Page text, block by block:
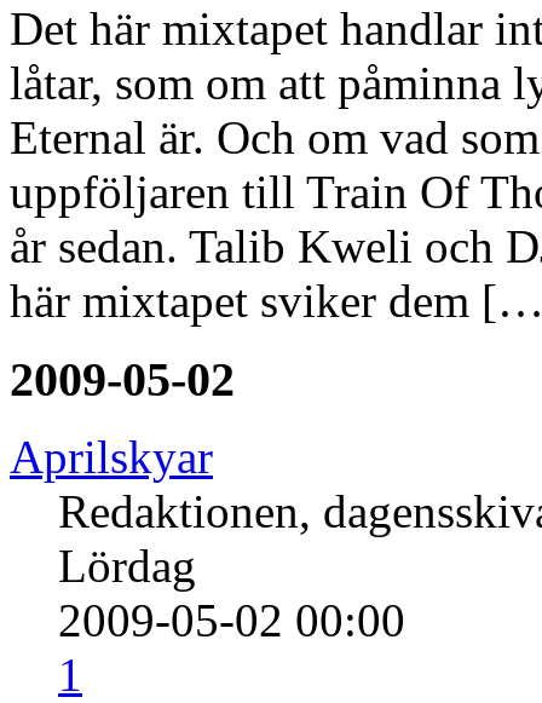
Det här mixtapet handlar
låtar, som om att påminna
Eternal är. Och om vad
uppföljaren till Train Of
år sedan. Talib Kweli och
här mixtapet sviker dem
2009-05-02
Aprilskyar
Redaktionen,
Lördag
2009-05-02 00:00
1